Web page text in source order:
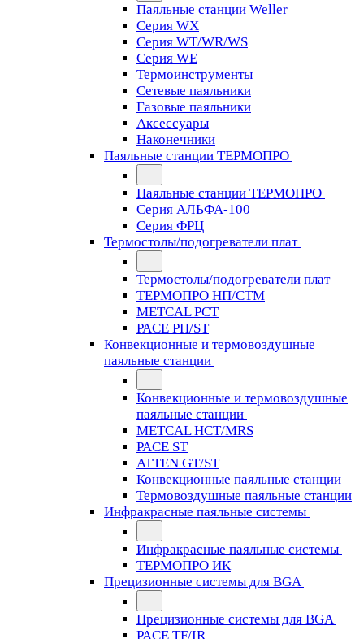
Паяльные станции Weller
Серия WX
Серия WT/WR/WS
Серия WE
Термоинструменты
Сетевые паяльники
Газовые паяльники
Аксессуары
Наконечники
Паяльные станции ТЕРМОПРО
Паяльные станции ТЕРМОПРО
Серия АЛЬФА-100
Серия ФРЦ
Термостолы/подогреватели плат
Термостолы/подогреватели плат
ТЕРМОПРО НП/СТМ
METCAL PCT
PACE PH/ST
Конвекционные и термовоздушные
паяльные станции
Конвекционные и термовоздушные
паяльные станции
METCAL HCT/MRS
PACE ST
ATTEN GT/ST
Конвекционные паяльные станции
Термовоздушные паяльные станции
Инфракрасные паяльные системы
Инфракрасные паяльные системы
ТЕРМОПРО ИК
Прецизионные системы для BGA
Прецизионные системы для BGA
PACE TF/IR